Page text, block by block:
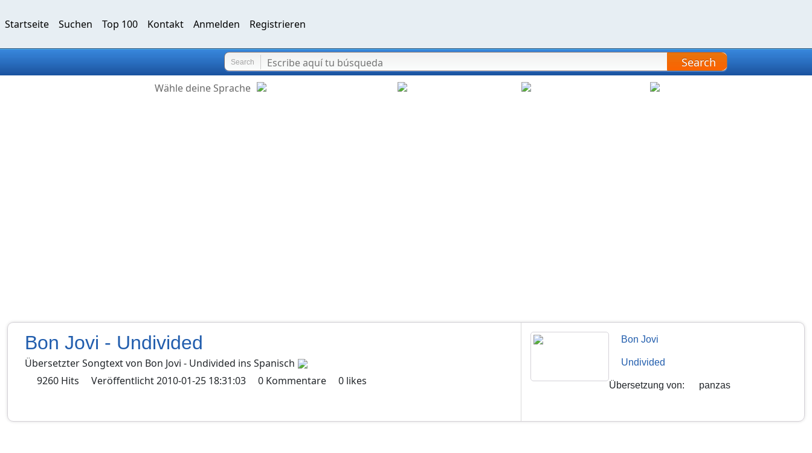
Startseite Suchen Top 100 Kontakt Anmelden Registrieren
Search Search
Wähle deine Sprache
Bon Jovi - Undivided
Übersetzter Songtext von Bon Jovi - Undivided ins Spanisch
9260 Hits Veröffentlicht2010-01-25 18:31:03 0 Kommentare 0 likes
Bon Jovi
Undivided
Übersetzung von: panzas